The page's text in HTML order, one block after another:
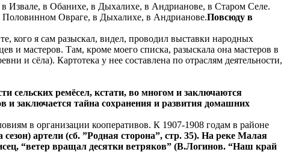
Извале, в Обанихе, в Дыхалихе, в Андрианове, в Старом Селе.
Половинном Овраге, в Дыхалихе, в Андрианове.Повсюду в
кого я сам разыскал, видел, проводил выставки народных
и мастеров. Там, кроме моего списка, разыскала она мастеров в
и сёла). Картотека у нее составлена по отраслям деятельности,
сельских ремёсел, кстати, во многом и заключаются
заключается тайна сохранения и развития домашних
в организации кооперативов. К 1907-1908 годам в районе
артели (сб. ”Родная сторона”, стр. 35). На реке Малая
“ветер вращал десятки ветряков” (В.Логинов. “Наш край